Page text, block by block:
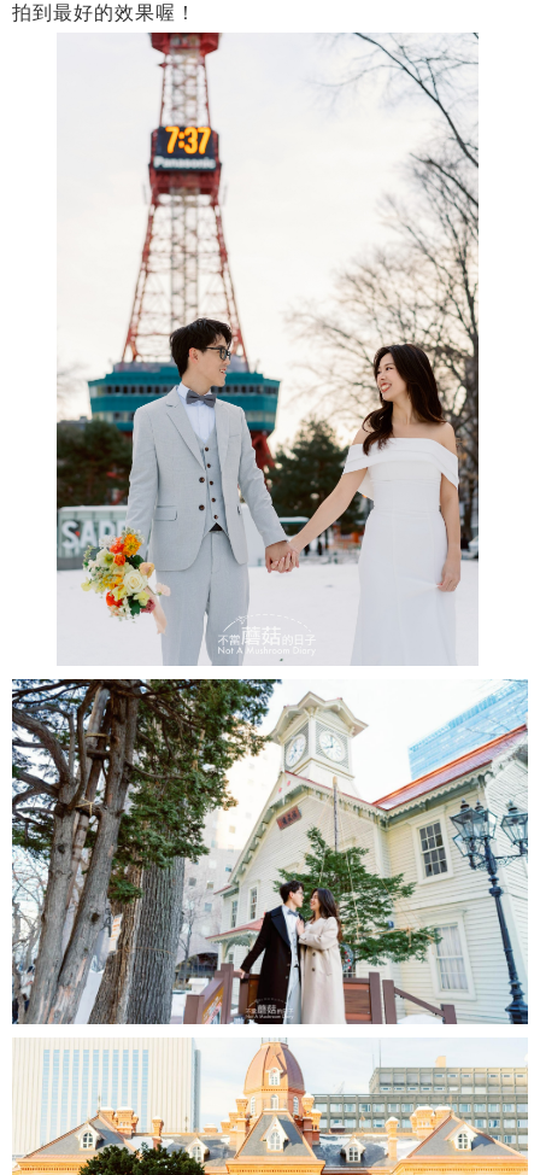
拍到最好的效果喔！